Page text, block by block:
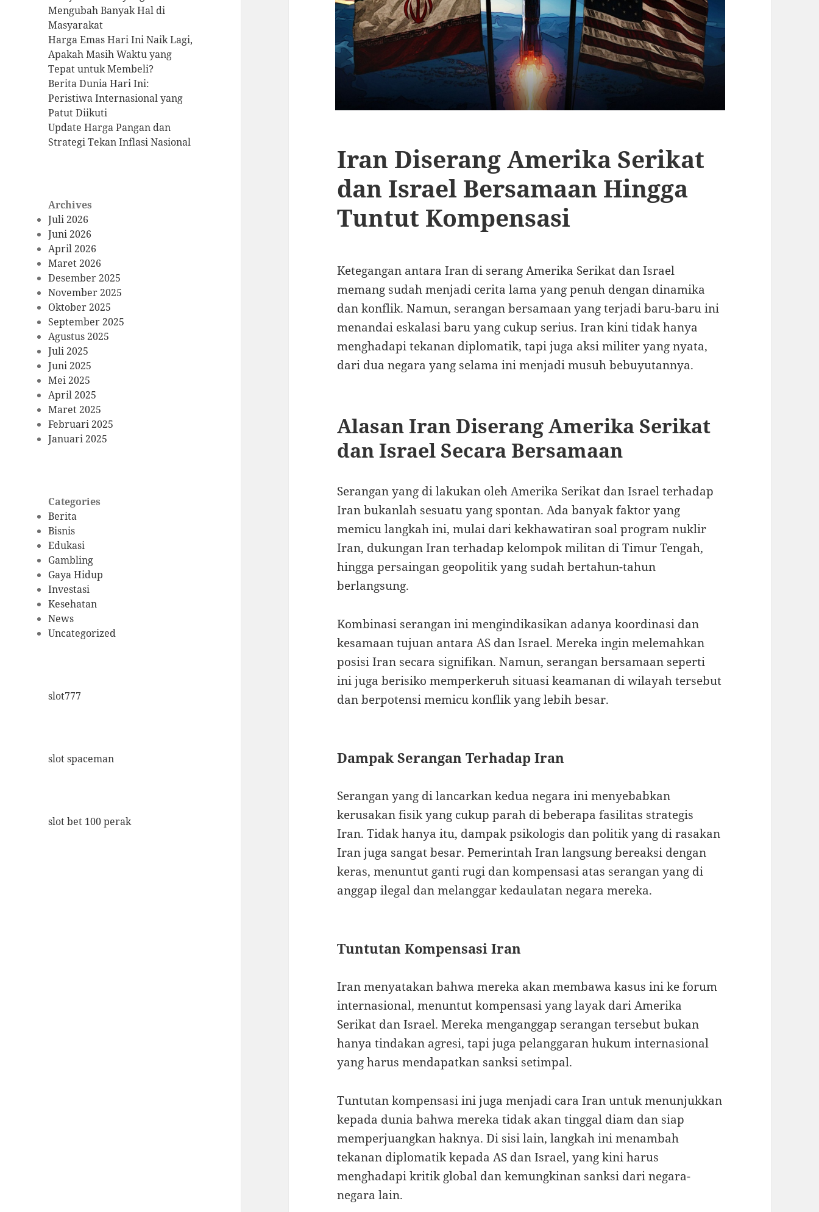
Mengubah Banyak Hal di
Masyarakat
Harga Emas Hari Ini Naik Lagi,
Apakah Masih Waktu yang
Tepat untuk Membeli?
Berita Dunia Hari Ini:
Peristiwa Internasional yang
Patut Diikuti
Update Harga Pangan dan
Strategi Tekan Inflasi Nasional
Archives
Juli 2026
Juni 2026
April 2026
Maret 2026
Desember 2025
November 2025
Oktober 2025
September 2025
Agustus 2025
Juli 2025
Juni 2025
Mei 2025
April 2025
Maret 2025
Februari 2025
Januari 2025
Categories
Berita
Bisnis
Edukasi
Gambling
Gaya Hidup
Investasi
Kesehatan
News
Uncategorized
slot777
slot spaceman
slot bet 100 perak
Iran Diserang Amerika Serikat
dan Israel Bersamaan Hingga
Tuntut Kompensasi
Ketegangan antara Iran di serang Amerika Serikat dan Israel
memang sudah menjadi cerita lama yang penuh dengan dinamika
dan konflik. Namun, serangan bersamaan yang terjadi baru-baru ini
menandai eskalasi baru yang cukup serius. Iran kini tidak hanya
menghadapi tekanan diplomatik, tapi juga aksi militer yang nyata,
dari dua negara yang selama ini menjadi musuh bebuyutannya.
Alasan Iran Diserang Amerika Serikat
dan Israel Secara Bersamaan
Serangan yang di lakukan oleh Amerika Serikat dan Israel terhadap
Iran bukanlah sesuatu yang spontan. Ada banyak faktor yang
memicu langkah ini, mulai dari kekhawatiran soal program nuklir
Iran, dukungan Iran terhadap kelompok militan di Timur Tengah,
hingga persaingan geopolitik yang sudah bertahun-tahun
berlangsung.
Kombinasi serangan ini mengindikasikan adanya koordinasi dan
kesamaan tujuan antara AS dan Israel. Mereka ingin melemahkan
posisi Iran secara signifikan. Namun, serangan bersamaan seperti
ini juga berisiko memperkeruh situasi keamanan di wilayah tersebut
dan berpotensi memicu konflik yang lebih besar.
Dampak Serangan Terhadap Iran
Serangan yang di lancarkan kedua negara ini menyebabkan
kerusakan fisik yang cukup parah di beberapa fasilitas strategis
Iran. Tidak hanya itu, dampak psikologis dan politik yang di rasakan
Iran juga sangat besar. Pemerintah Iran langsung bereaksi dengan
keras, menuntut ganti rugi dan kompensasi atas serangan yang di
anggap ilegal dan melanggar kedaulatan negara mereka.
Tuntutan Kompensasi Iran
Iran menyatakan bahwa mereka akan membawa kasus ini ke forum
internasional, menuntut kompensasi yang layak dari Amerika
Serikat dan Israel. Mereka menganggap serangan tersebut bukan
hanya tindakan agresi, tapi juga pelanggaran hukum internasional
yang harus mendapatkan sanksi setimpal.
Tuntutan kompensasi ini juga menjadi cara Iran untuk menunjukkan
kepada dunia bahwa mereka tidak akan tinggal diam dan siap
memperjuangkan haknya. Di sisi lain, langkah ini menambah
tekanan diplomatik kepada AS dan Israel, yang kini harus
menghadapi kritik global dan kemungkinan sanksi dari negara-
negara lain.